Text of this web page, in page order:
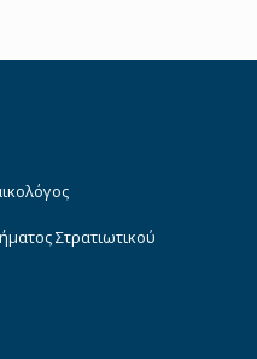
Στρατιωτικού